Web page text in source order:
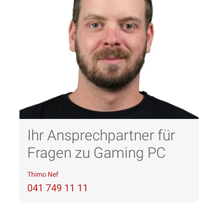
Ihr Ansprechpartner für
Fragen zu Gaming PC
Thimo Nef
041 749 11 11